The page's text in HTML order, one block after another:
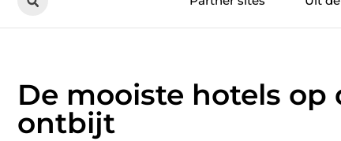
De mooiste hotels
ontbijt